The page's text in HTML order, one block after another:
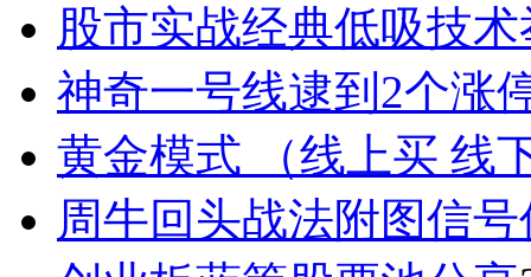
股市实战经典低吸技
神奇一号线逮到2个涨
黄金模式 （线上买 线
周牛回头战法附图信